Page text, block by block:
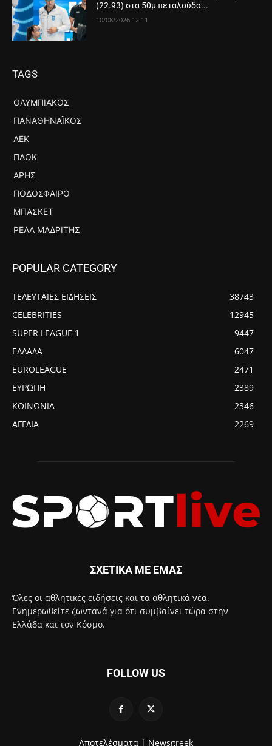
(22.93) στα 50μ πεταλούδα...
10/08/2026 12:11
TAGS
ΟΛΥΜΠΙΑΚΌΣ
ΠΑΝΑΘΗΝΑΪΚΌΣ
ΑΕΚ
ΠΑΟΚ
ΆΡΗΣ
ΠΟΔΌΣΦΑΙΡΟ
ΜΠΆΣΚΕΤ
ΡΕΆΛ ΜΑΔΡΊΤΗΣ
POPULAR CATEGORY
ΤΕΛΕΥΤΑΙΕΣ ΕΙΔΗΣΕΙΣ
38743
CELEBRITIES
12945
SUPER LEAGUE 1
9447
ΕΛΛΑΔΑ
6047
EUROLEAGUE
2471
ΕΥΡΩΠΗ
2389
ΚΟΙΝΩΝΙΑ
2346
ΑΓΓΛΙΑ
2269
ΣΧΕΤΙΚΑ ΜΕ ΕΜΑΣ
Όλες οι αθλητικές ειδήσεις και τα αθλητικά νέα.
Ενημερωθείτε ζωντανά για ότι συμβαίνει τώρα στην
Ελλάδα και τον Κόσμο.
FOLLOW US
Αποτελέσματα | Newsgreek